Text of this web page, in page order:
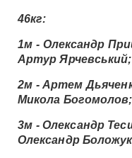
1м -
Артур Ярчевський;
2м -
Микола Богомолов;
3м -
Олександр